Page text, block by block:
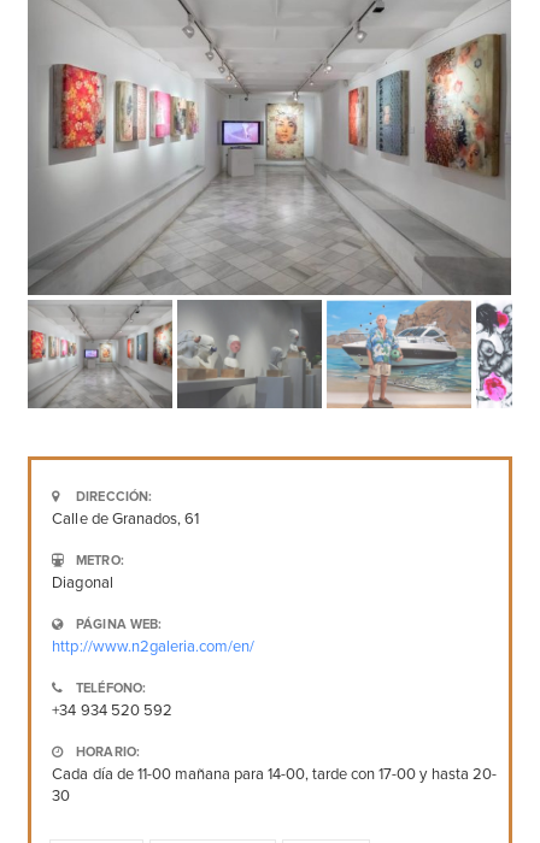
DIRECCIÓN:
Calle de Granados, 61
METRO:
Diagonal
PÁGINA WEB:
http://www.n2galeria.com/en/
TELÉFONO:
+34 934 520 592
HORARIO:
Cada día de 11-00 mañana para 14-00, tarde con 17-00 y hasta 20-
30